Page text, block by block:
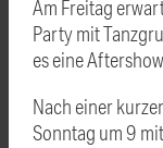
Am Freitag
Party mit
es eine
Nach einer
Sonntag um 9